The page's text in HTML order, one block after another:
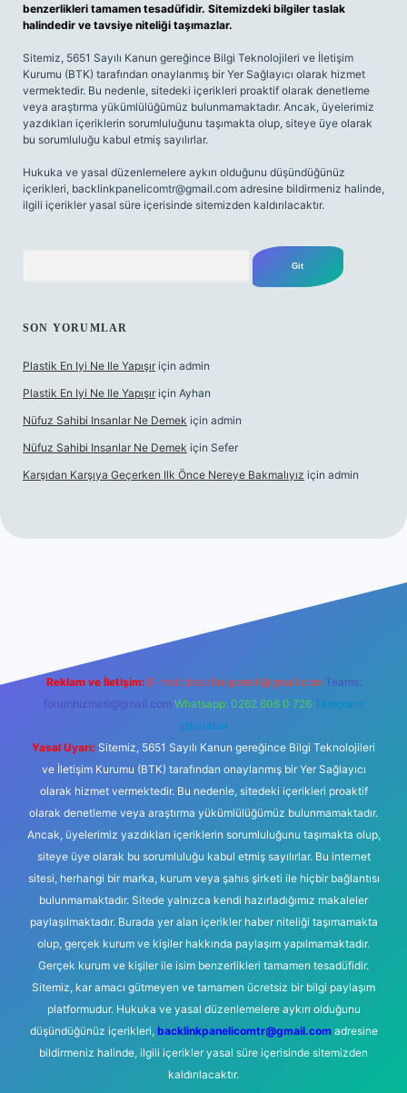
benzerlikleri tamamen tesadüfidir. Sitemizdeki bilgiler taslak
halindedir ve tavsiye niteliği taşımazlar.
Sitemiz, 5651 Sayılı Kanun gereğince Bilgi Teknolojileri ve İletişim
Kurumu (BTK) tarafından onaylanmış bir Yer Sağlayıcı olarak hizmet
vermektedir. Bu nedenle, sitedeki içerikleri proaktif olarak denetleme
veya araştırma yükümlülüğümüz bulunmamaktadır. Ancak, üyelerimiz
yazdıkları içeriklerin sorumluluğunu taşımakta olup, siteye üye olarak
bu sorumluluğu kabul etmiş sayılırlar.
Hukuka ve yasal düzenlemelere aykırı olduğunu düşündüğünüz
içerikleri, backlinkpanelicomtr@gmail.com adresine bildirmeniz halinde,
ilgili içerikler yasal süre içerisinde sitemizden kaldırılacaktır.
SON YORUMLAR
Plastik En Iyi Ne Ile Yapışır için admin
Plastik En Iyi Ne Ile Yapışır için Ayhan
Nüfuz Sahibi Insanlar Ne Demek için admin
Nüfuz Sahibi Insanlar Ne Demek için Sefer
Karşıdan Karşıya Geçerken Ilk Önce Nereye Bakmalıyız için admin
Reklam ve İletişim: E-mail: backlinkpaneli@gmail.com Teams:
forumhizmeti@gmail.com Whatsapp: 0262 606 0 726 Telegram:
@karabul
Yasal Uyarı: Sitemiz, 5651 Sayılı Kanun gereğince Bilgi Teknolojileri
ve İletişim Kurumu (BTK) tarafından onaylanmış bir Yer Sağlayıcı
olarak hizmet vermektedir. Bu nedenle, sitedeki içerikleri proaktif
olarak denetleme veya araştırma yükümlülüğümüz bulunmamaktadır.
Ancak, üyelerimiz yazdıkları içeriklerin sorumluluğunu taşımakta olup,
siteye üye olarak bu sorumluluğu kabul etmiş sayılırlar. Bu internet
sitesi, herhangi bir marka, kurum veya şahıs şirketi ile hiçbir bağlantısı
bulunmamaktadır. Sitede yalnızca kendi hazırladığımız makaleler
paylaşılmaktadır. Burada yer alan içerikler haber niteliği taşımamakta
olup, gerçek kurum ve kişiler hakkında paylaşım yapılmamaktadır.
Gerçek kurum ve kişiler ile isim benzerlikleri tamamen tesadüfidir.
Sitemiz, kar amacı gütmeyen ve tamamen ücretsiz bir bilgi paylaşım
platformudur. Hukuka ve yasal düzenlemelere aykırı olduğunu
düşündüğünüz içerikleri, backlinkpanelicomtr@gmail.comadresine
bildirmeniz halinde, ilgili içerikler yasal süre içerisinde sitemizden
kaldırılacaktır.